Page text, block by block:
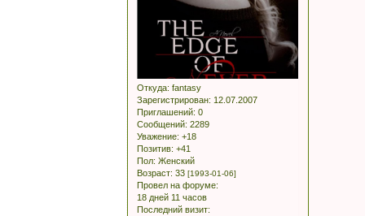
Откуда: fantasy
Зарегистрирован: 12.07.2007
Приглашений: 0
Сообщений: 2289
Уважение: +18
Позитив: +41
Пол: Женский
Возраст: 33 [1993-01-06]
Провел на форуме:
18 дней 11 часов
Последний визит: